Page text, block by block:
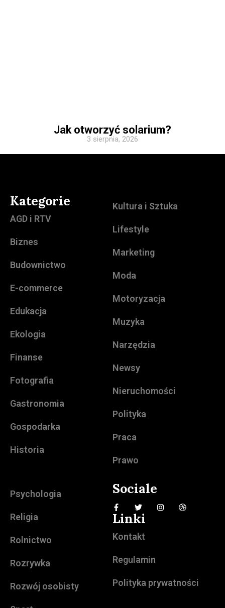
Jak otworzyć solarium?
3 sierpnia, 2026
Kategorie
AGD i RTV
Biznes
Budownictwo
E-commerce
Edukacja
Ekologia
Finanse
Fotografia
Gastronomia
Gospodarka
Historia
Kultura i Sztuka
Lifestyle
Marketing
Moda
Motoryzacja
Muzyka
Narzędzia
Newsy
Nieruchomości
Polityka
Praca
Prawo
Psychologia
Religia
Rolnictwo
Rozrywka
Rozwój osobisty
Sociale
Linki
Kontakt
Regulamin
Polityka prywatności